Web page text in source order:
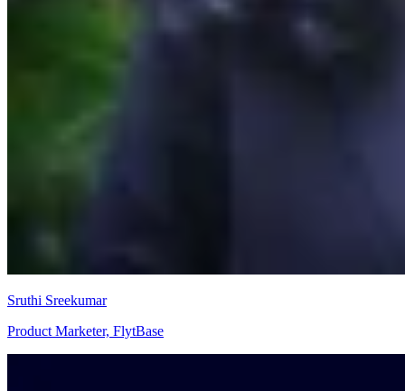
Sruthi Sreekumar
Product Marketer, FlytBase